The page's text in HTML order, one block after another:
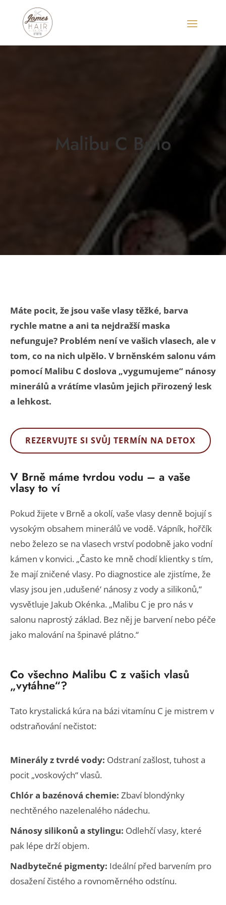
Malibu C Brno
Máte pocit, že jsou vaše vlasy těžké, barva
rychle matne a ani ta nejdražší maska
nefunguje? Problém není ve vašich vlasech, ale v
tom, co na nich ulpělo. V brněnském salonu vám
pomocí Malibu C doslova „vygumujeme“ nánosy
minerálů a vrátíme vlasům jejich přirozený lesk
a lehkost.
REZERVUJTE SI SVŮJ TERMÍN NA DETOX
V Brně máme tvrdou vodu – a vaše
vlasy to ví
Pokud žijete v Brně a okolí, vaše vlasy denně bojují s
vysokým obsahem minerálů ve vodě. Vápník, hořčík
nebo železo se na vlasech vrství podobně jako vodní
kámen v konvici. „Často ke mně chodí klientky s tím,
že mají zničené vlasy. Po diagnostice ale zjistíme, že
vlasy jsou jen ‚udušené‘ nánosy z vody a silikonů,“
vysvětluje Jakub Okénka. „Malibu C je pro nás v
salonu naprostý základ. Bez něj je barvení nebo péče
jako malování na špinavé plátno.“
Co všechno Malibu C z vašich vlasů
„vytáhne“?
Tato krystalická kúra na bázi vitamínu C je mistrem v
odstraňování nečistot:
Minerály z tvrdé vody: Odstraní zašlost, tuhost a
pocit „voskových“ vlasů.
Chlór a bazénová chemie: Zbaví blondýnky
nechtěného nazelenalého nádechu.
Nánosy silikonů a stylingu: Odlehčí vlasy, které
pak lépe drží objem.
Nadbytečné pigmenty: Ideální před barvením pro
dosažení čistého a rovnoměrného odstínu.